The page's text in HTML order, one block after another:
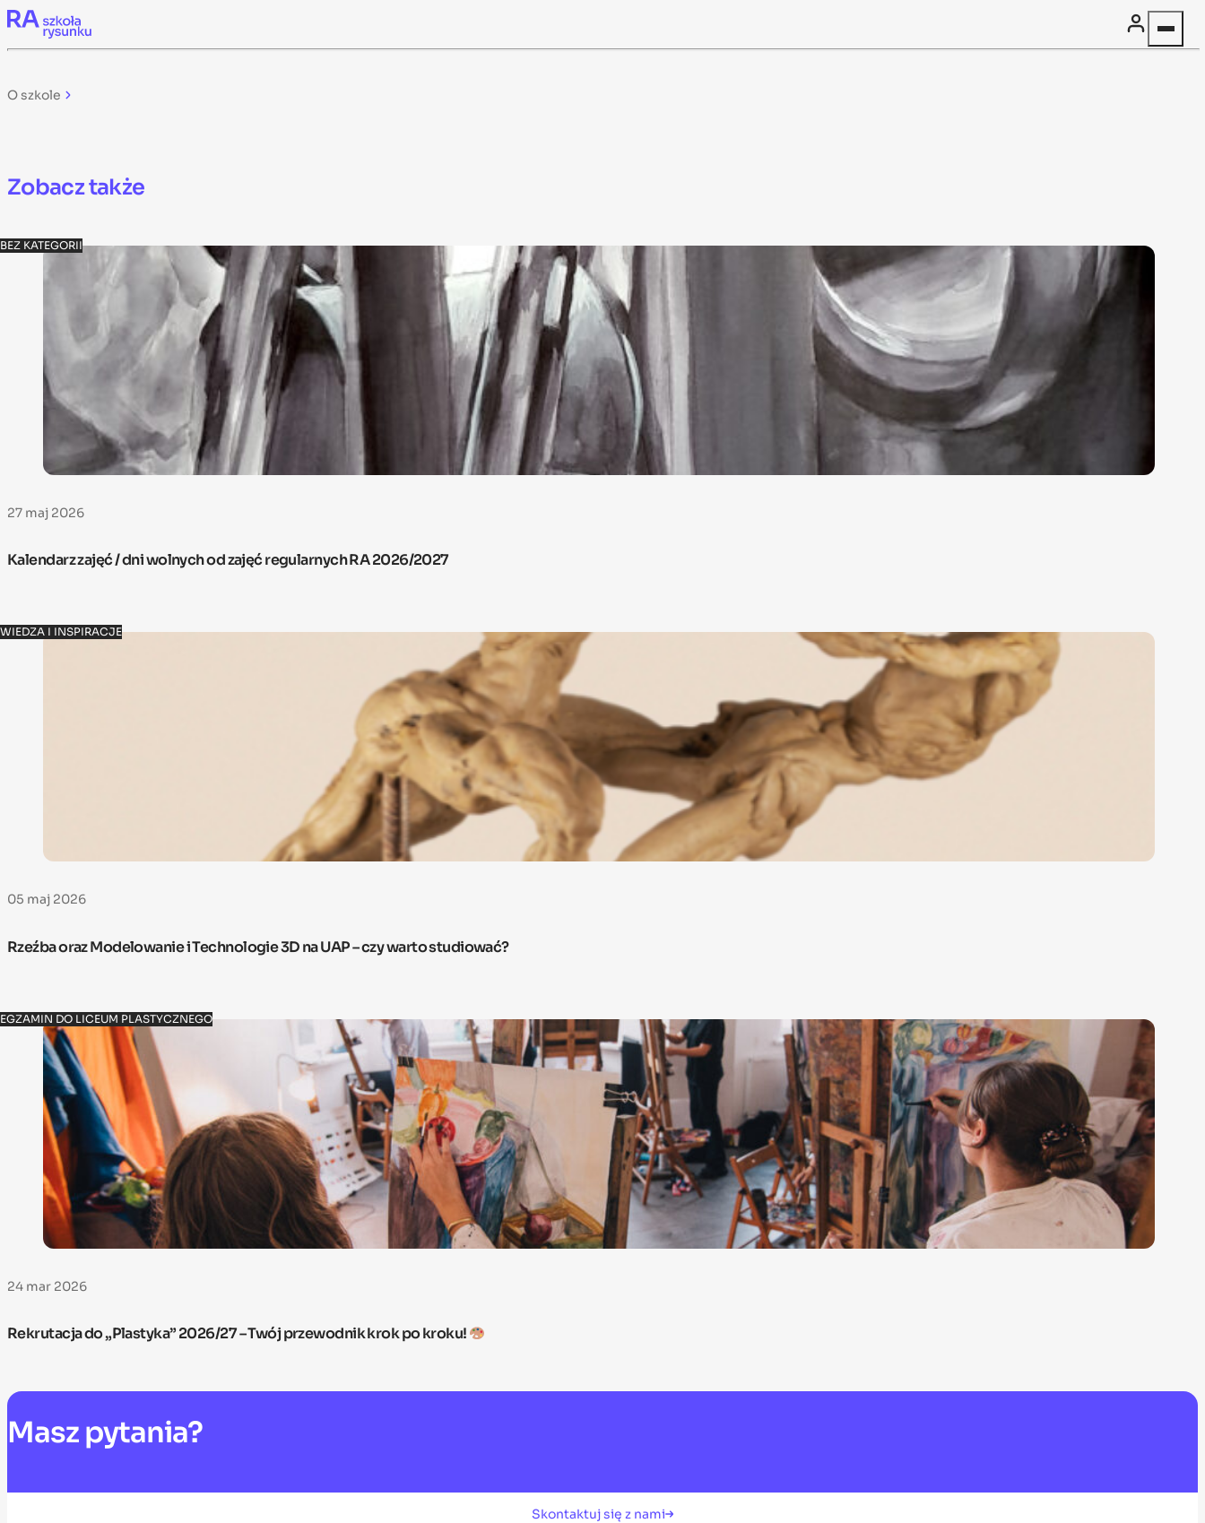
Skip to content
O szkole
Zobacz także
BEZ KATEGORII
27 maj 2026
Kalendarz zajęć / dni wolnych od zajęć regularnych RA 2026/2027
WIEDZA I INSPIRACJE
05 maj 2026
Rzeźba oraz Modelowanie i Technologie 3D na UAP – czy warto studiować?
EGZAMIN DO LICEUM PLASTYCZNEGO
24 mar 2026
Rekrutacja do „Plastyka” 2026/27 – Twój przewodnik krok po kroku!
Masz pytania?
Skontaktuj się z nami